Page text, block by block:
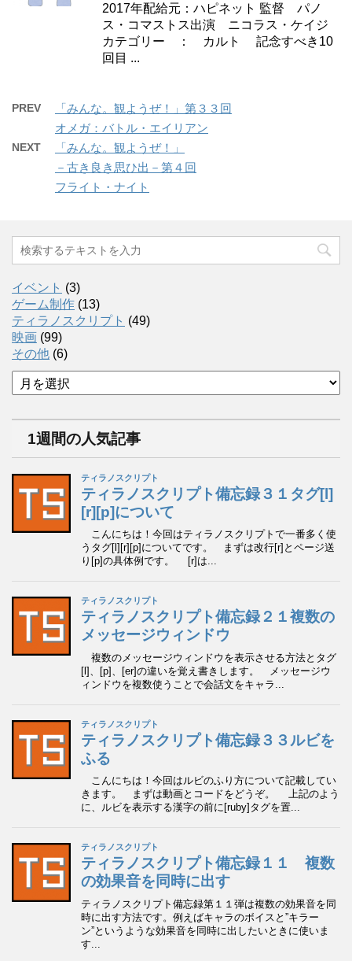
2017年配給元：ハピネット 監督 パノ
ス・コマストス出演 ニコラス・ケイジ
カテゴリー ： カルト 記念すべき10
回目 ...
PREV
「みんな。観ようぜ！」第３３回
オメガ：バトル・エイリアン
NEXT
「みんな。観ようぜ！」
－古き良き思ひ出－第４回
フライト・ナイト
イベント (3)
ゲーム制作 (13)
ティラノスクリプト (49)
映画 (99)
その他 (6)
ア
ー
1週間の人気記事